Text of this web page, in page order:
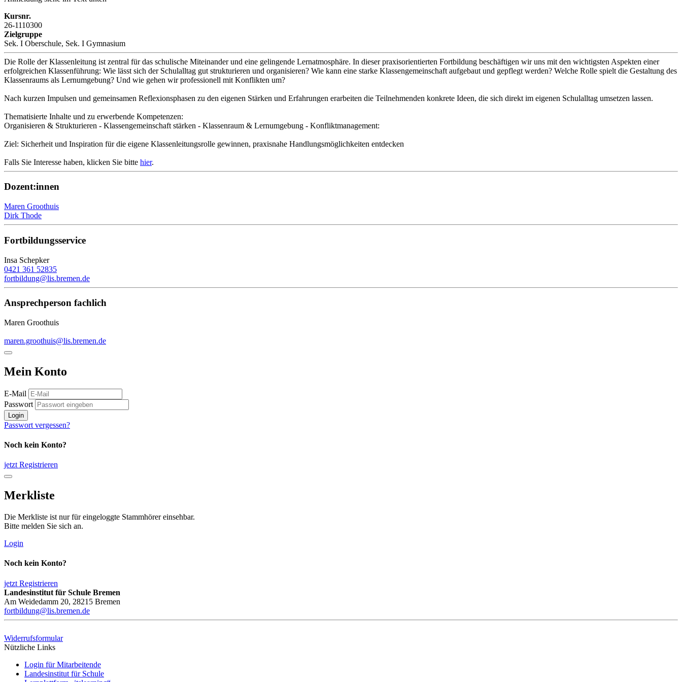
Kursnr.
26-1110300
Zielgruppe
Sek. I Oberschule, Sek. I Gymnasium
Die Rolle der Klassenleitung ist zentral für das schulische Miteinander und eine gelingende Lernatmosphäre. In dieser praxisorientierten Fortbildung beschäftigen wir uns mit den wichtigsten Aspekten einer
erfolgreichen Klassenführung: Wie lässt sich der Schulalltag gut strukturieren und organisieren? Wie kann eine starke Klassengemeinschaft aufgebaut und gepflegt werden? Welche Rolle spielt die Gestaltung des
Klassenraums als Lernumgebung? Und wie gehen wir professionell mit Konflikten um?
Nach kurzen Impulsen und gemeinsamen Reflexionsphasen zu den eigenen Stärken und Erfahrungen erarbeiten die Teilnehmenden konkrete Ideen, die sich direkt im eigenen Schulalltag umsetzen lassen.
Thematisierte Inhalte und zu erwerbende Kompetenzen:
Organisieren & Strukturieren - Klassengemeinschaft stärken - Klassenraum & Lernumgebung - Konfliktmanagement:
Ziel: Sicherheit und Inspiration für die eigene Klassenleitungsrolle gewinnen, praxisnahe Handlungsmöglichkeiten entdecken
Falls Sie Interesse haben, klicken Sie bitte hier.
Dozent:innen
Maren Groothuis
Dirk Thode
Fortbildungsservice
Insa Schepker
0421 361 52835
fortbildung@lis.bremen.de
Ansprechperson fachlich
Maren Groothuis
maren.groothuis@lis.bremen.de
Mein Konto
E-Mail
Passwort
Login
Passwort vergessen?
Noch kein Konto?
jetzt Registrieren
Merkliste
Die Merkliste ist nur für eingeloggte Stammhörer einsehbar.
Bitte melden Sie sich an.
Login
Noch kein Konto?
jetzt Registrieren
Landesinstitut für Schule Bremen
Am Weidedamm 20, 28215 Bremen
fortbildung@lis.bremen.de
Widerrufsformular
Nützliche Links
Login für Mitarbeitende
Landesinstitut für Schule